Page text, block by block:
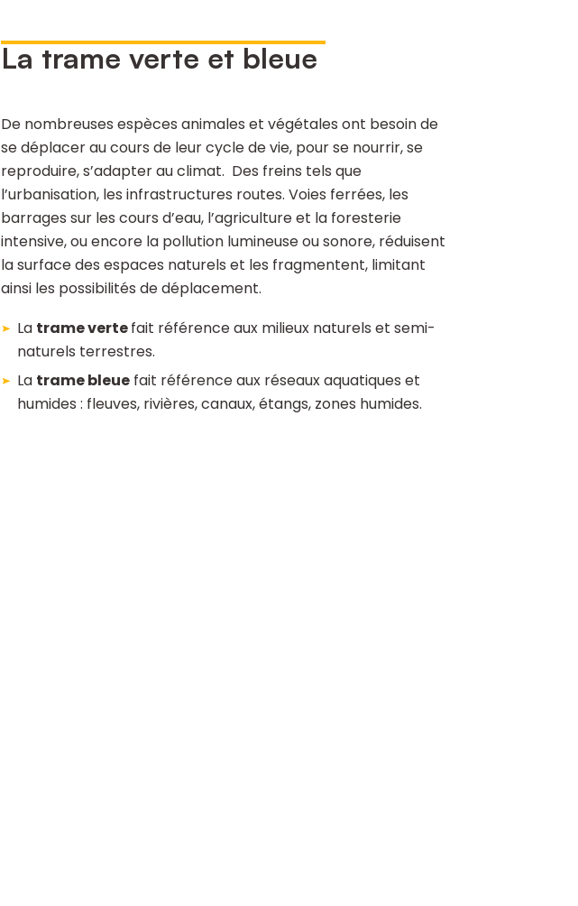
La trame verte et bleue
De nombreuses espèces animales et végétales ont besoin de
se déplacer au cours de leur cycle de vie, pour se nourrir, se
reproduire, s’adapter au climat. Des freins tels que
l’urbanisation, les infrastructures routes. Voies ferrées, les
barrages sur les cours d’eau, l’agriculture et la foresterie
intensive, ou encore la pollution lumineuse ou sonore, réduisent
la surface des espaces naturels et les fragmentent, limitant
ainsi les possibilités de déplacement.
La trame vertefait référence aux milieux naturels et semi-
naturels terrestres.
La trame bleue fait référence aux réseaux aquatiques et
humides : fleuves, rivières, canaux, étangs, zones humides.